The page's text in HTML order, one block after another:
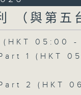
（與第五
(HKT 05:00
Part 1 (HKT
Part 2 (HKT